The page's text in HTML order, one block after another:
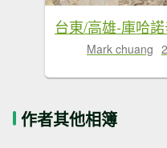
台東/高雄-庫哈
Mark chuang
作者其他相簿